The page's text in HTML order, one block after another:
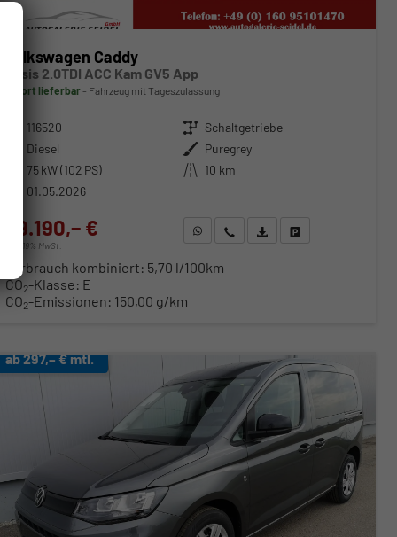
Volkswagen Caddy
Basis 2.0TDI ACC Kam GV5 App
sofort lieferbar Fahrzeug mit Tageszulassung
116520 Getriebe Schaltgetriebe
Diesel Außenfarbe Puregrey
75 kW (102 PS) Kilometerstand 10 km
01.05.2026
29.190,– €
incl. 19% MwSt.
WhatsApp anfragen
Wir rufen Sie anFahrzeugexposé (PDF)
Fahrzeug parken
Verbrauch kombiniert: 5,70 l/100km
CO2-Klasse: E
CO2-Emissionen: 150,00 g/km
ab 297,– € mtl.